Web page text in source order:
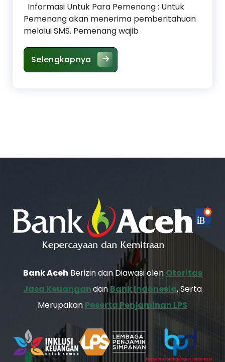
Informasi Untuk Para Pemenang : Untuk
Pemenang akan menerima pemberitahuan
melalui SMS. Pemenang wajib
Selengkapnya Pemenang Hadiah Bulanan
Bank Aceh Berizin dan Diawasi oleh Otoritas
Jasa Keuangandan Bank Indonesia, Serta
Merupakan Peserta Penjaminan LPS